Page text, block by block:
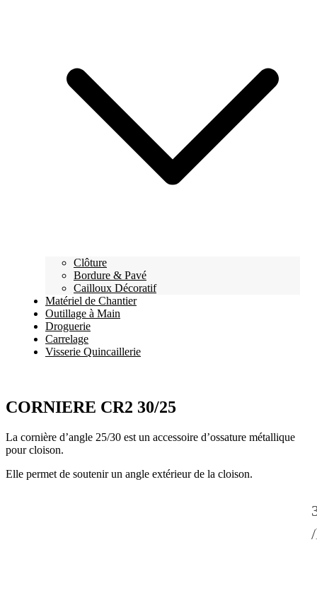
Clôture
Bordure & Pavé
Cailloux Décoratif
Matériel de Chantier
Outillage à Main
Droguerie
Carrelage
Visserie Quincaillerie
CORNIERE CR2 30/25
La cornière d’angle 25/30 est un accessoire d’ossature métallique
pour cloison.
Elle permet de soutenir un angle extérieur de la cloison.